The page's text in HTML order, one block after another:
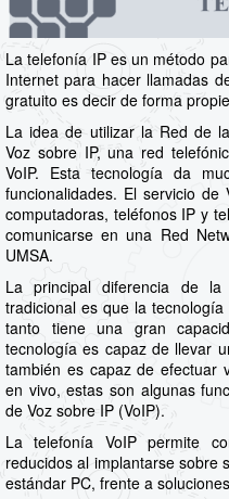
La telefonía IP es un método
Internet para hacer llamadas
gratuito es decir de forma
La idea de utilizar la Red de
Voz sobre IP, una red
VoIP. Esta tecnología da
funcionalidades. El servicio
computadoras, teléfonos IP y
comunicarse en una Red
UMSA.
La principal diferencia de
tradicional es que la
tanto tiene una gran
tecnología es capaz de llevar
también es capaz de efectuar
en vivo, estas son algunas
de Voz sobre IP (VoIP).
La telefonía VoIP permite
reducidos al implantarse sobre
estándar PC, frente a